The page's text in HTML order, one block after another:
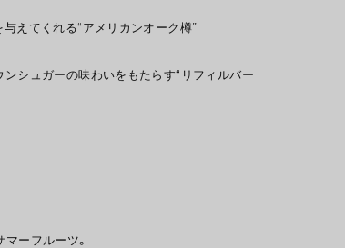
与えてくれる“アメリカンオーク樽”
ンシュガーの味わいをもたらす“リフィルバー
ーフルーツ。